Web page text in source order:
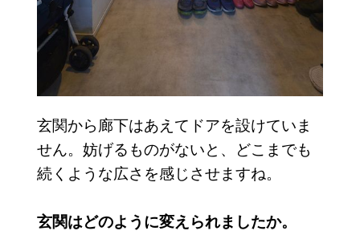
玄関から廊下はあえてドアを設けていま
せん。妨げるものがないと、どこまでも
続くような広さを感じさせますね。
玄関はどのように変えられましたか。